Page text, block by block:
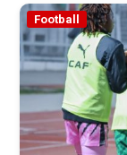
Football